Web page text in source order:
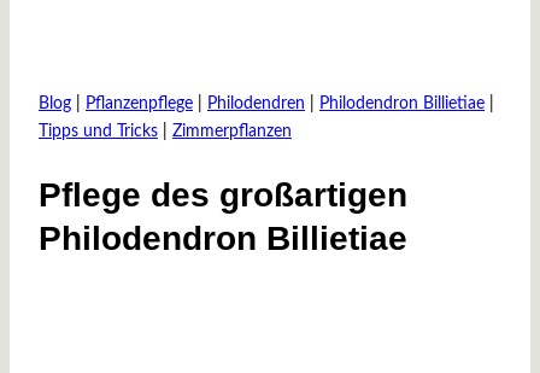
Blog Pflanzenpflege Philodendren Philodendron Billietiae
Tipps und Tricks
Zimmerpflanzen
Pflege des großartigen
Philodendron Billietiae